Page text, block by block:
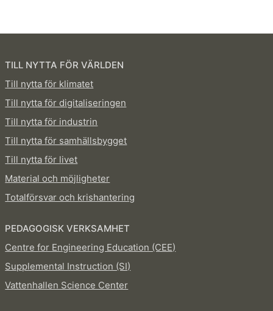
TILL NYTTA FÖR VÄRLDEN
Till nytta för klimatet
Till nytta för digitaliseringen
Till nytta för industrin
Till nytta för samhällsbygget
Till nytta för livet
Material och möjligheter
Totalförsvar och krishantering
PEDAGOGISK VERKSAMHET
Centre for Engineering Education (CEE)
Supplemental Instruction (SI)
Vattenhallen Science Center